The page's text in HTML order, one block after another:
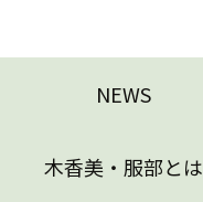
NEWS
木香美・服部とは